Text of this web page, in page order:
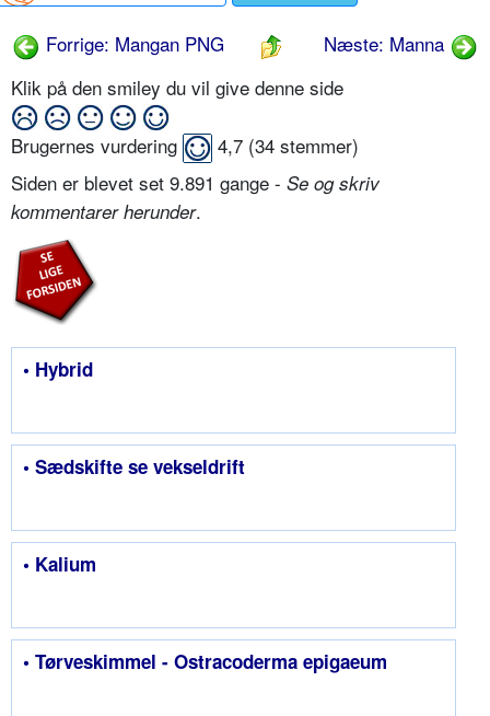
Forrige: Mangan PNG
Næste: Manna
Klik på den smiley du vil give denne side
Brugernes vurdering 4,7 (34 stemmer)
Siden er blevet set 9.891 gange - Se og skriv
kommentarer herunder.
• Hybrid
• Sædskifte se vekseldrift
• Kalium
• Tørveskimmel - Ostracoderma epigaeum